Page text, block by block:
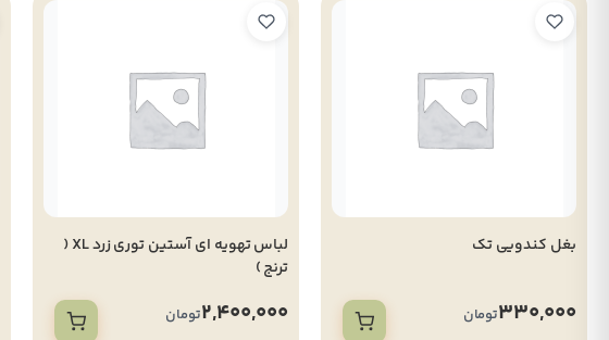
بغل کندویی تک
330,000تومان
لباس تهویه ای آستین توری زرد XL (
ترنج )
2,400,000تومان